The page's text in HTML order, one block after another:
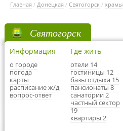
Главная / Донецкая / Святогорск / храмы
Святогорск
Информация
о городе
погода
карты
расписание ж/д
вопрос-ответ
Где жить
отели 14
гостиницы 12
базы отдыха 15
пансионаты 8
санатории 2
частный сектор
19
квартиры 2